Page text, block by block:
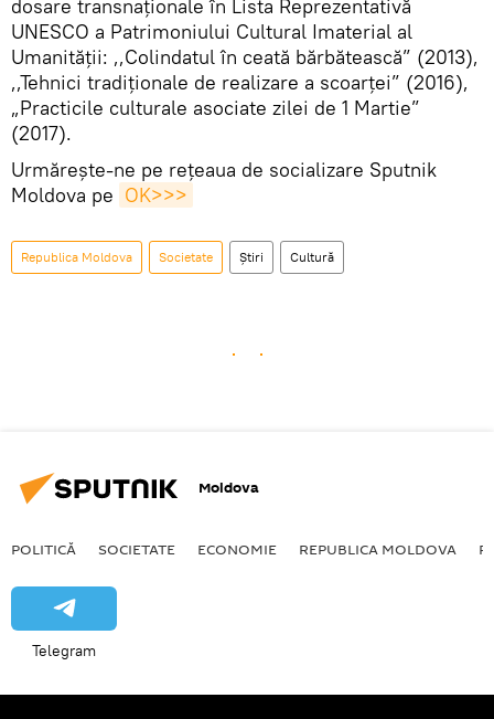
dosare transnaţionale în Lista Reprezentativă
UNESCO a Patrimoniului Cultural Imaterial al
Umanităţii: ,,Colindatul în ceată bărbătească” (2013),
,,Tehnici tradiţionale de realizare a scoarţei” (2016),
„Practicile culturale asociate zilei de 1 Martie”
(2017).
Urmărește-ne pe rețeaua de socializare Sputnik
Moldova pe OK>>>
Republica Moldova Societate Știri Cultură
Moldova
POLITICĂ SOCIETATE ECONOMIE REPUBLICA MOLDOVA
Telegram